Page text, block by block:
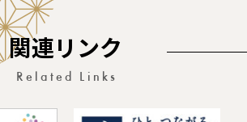
関連リンク
Related Links